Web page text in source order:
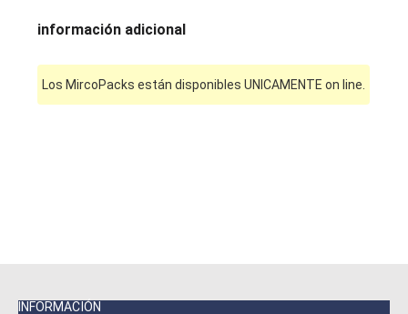
información adicional
Los MircoPacks están disponibles UNICAMENTE on line.
INFORMACIÓN